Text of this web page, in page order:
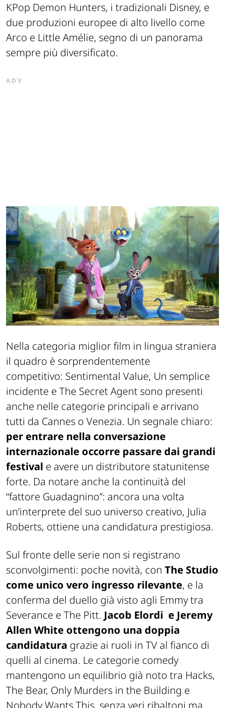
KPop Demon Hunters, i tradizionali Disney, e
due produzioni europee di alto livello come
Arco e Little Amélie, segno di un panorama
sempre più diversificato.
ADV
Nella categoria miglior film in lingua straniera
il quadro è sorprendentemente
competitivo: Sentimental Value, Un semplice
incidente e The Secret Agent sono presenti
anche nelle categorie principali e arrivano
tutti da Cannes o Venezia. Un segnale chiaro:
per entrare nella conversazione
internazionale occorre passare dai grandi
festival e avere un distributore statunitense
forte. Da notare anche la continuità del
“fattore Guadagnino”: ancora una volta
un’interprete del suo universo creativo, Julia
Roberts, ottiene una candidatura prestigiosa.
Sul fronte delle serie non si registrano
sconvolgimenti: poche novità, con The Studio
come unico vero ingresso rilevante, e la
conferma del duello già visto agli Emmy tra
Severance e The Pitt. Jacob Elordi e Jeremy
Allen White ottengono una doppia
candidatura grazie ai ruoli in TV al fianco di
quelli al cinema. Le categorie comedy
mantengono un equilibrio già noto tra Hacks,
The Bear, Only Murders in the Building e